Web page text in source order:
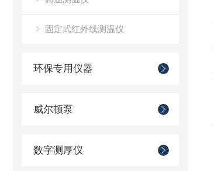
固定式红外线测温仪
环保专用仪器
威尔顿泵
数字测厚仪